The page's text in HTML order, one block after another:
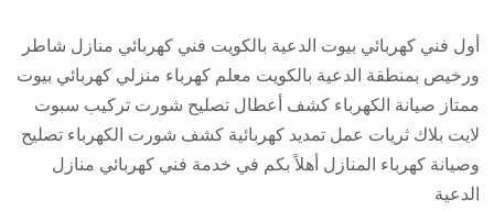
أول فني كهربائي بيوت الدعية بالكويت فني كهربائي منازل شاطر
ورخيص بمنطقة الدعية بالكويت معلم كهرباء منزلي كهربائي بيوت
ممتاز صيانة الكهرباء كشف أعطال تصليح شورت تركيب سبوت
لايت بلاك ثريات عمل تمديد كهربائية كشف شورت الكهرباء تصليح
وصيانة كهرباء المنازل أهلاً بكم في خدمة فني كهربائي منازل
الدعية